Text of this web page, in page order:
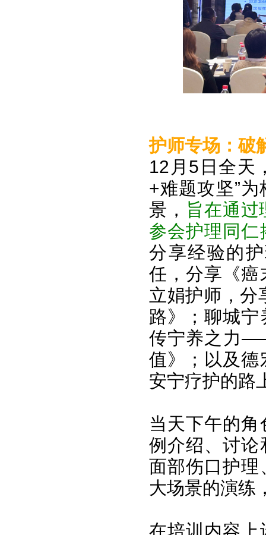
护师专场：破
12月5日全天
+难题攻坚”
景， 旨在通
参会护理同
分享经验的
任，分享《癌
立娟护师，分
路》；聊城
传宁养之力
值》；以及德
安宁疗护的路
当天下午的
例介绍、讨论
面部伤口护理
大场景的演练
在培训内容上